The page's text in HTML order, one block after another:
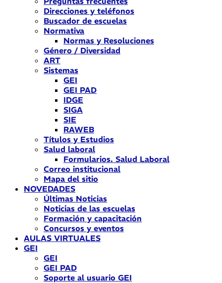
Direcciones y teléfonos
Buscador de escuelas
Normativa
Normas y Resoluciones
Género / Diversidad
ART
Sistemas
GEI
GEI PAD
IDGE
SIGA
SIE
RAWEB
Títulos y Estudios
Salud laboral
Formularios. Salud Laboral
Correo institucional
Mapa del sitio
NOVEDADES
Últimas Noticias
Noticias de las escuelas
Formación y capacitación
Concursos y eventos
AULAS VIRTUALES
GEI
GEI
GEI PAD
Soporte al usuario GEI